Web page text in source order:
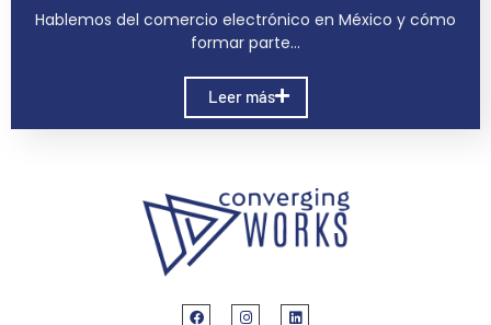
Hablemos del comercio electrónico en México y cómo
formar parte…
Leer más